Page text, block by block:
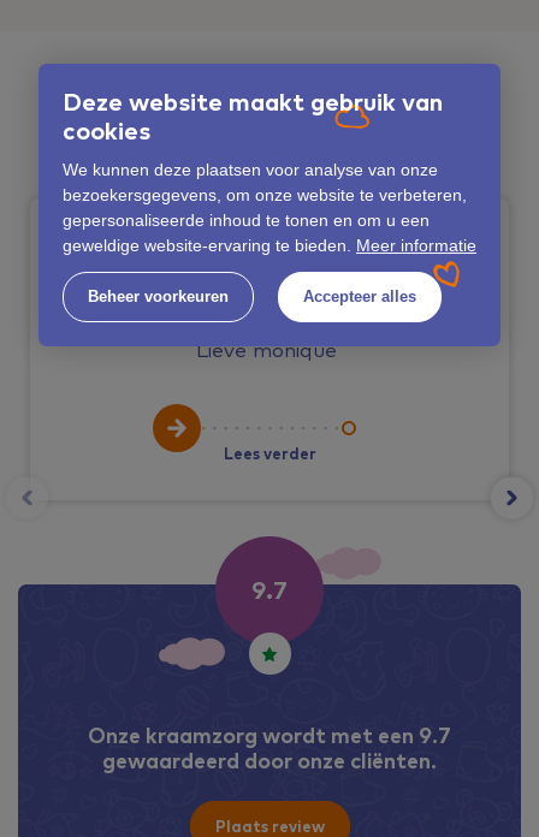
Deze website maakt gebruik van
cookies
We kunnen deze plaatsen voor analyse van onze
bezoekersgegevens, om onze website te verbeteren,
gepersonaliseerde inhoud te tonen en om u een
geweldige website-ervaring te bieden. Meer informatie
Beheer voorkeuren Accepteer alles
Wat ouders van ons vinden
10
Lieve monique
Lees verder
Onze kraamzorg wordt met een 9.7
gewaardeerd door onze cliënten.
Plaats review